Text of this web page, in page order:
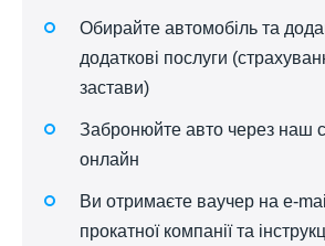
Обирайте автомобіль та
додаткові послуги
застави)
Забронюйте авто через наш
онлайн
Ви отримаєте ваучер на e-
прокатної компанії та